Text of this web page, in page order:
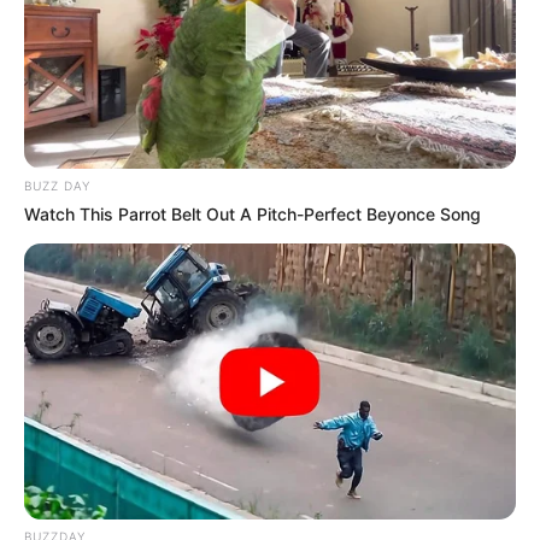
connaît parfaitement ce parcours. Récemment, il a prouvé
son aptitude à la distance sur ce steeple. En parallèle, sa
situation au handicap demeure correcte. Ainsi, il détient
une chance régulière pour les accessits.
BUZZ DAY
Watch This Parrot Belt Out A Pitch-Perfect Beyonce Song
BUZZDAY